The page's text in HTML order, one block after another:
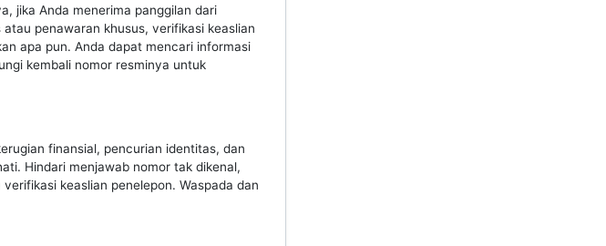
jika Anda menerima panggilan dari
penawaran khusus, verifikasi keaslian
apa pun. Anda dapat mencari informasi
kembali nomor resminya untuk
finansial, pencurian identitas, dan
Hindari menjawab nomor tak dikenal,
keaslian penelepon. Waspada dan